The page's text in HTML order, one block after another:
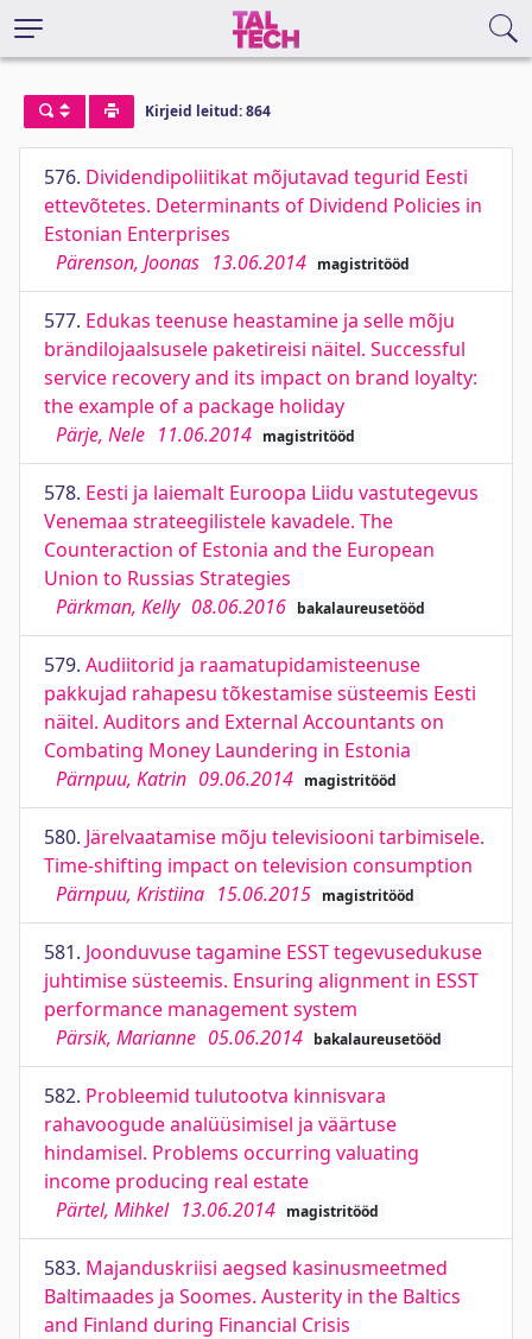
Kirjeid leitud: 864
576. Dividendipoliitikat mõjutavad tegurid Eesti
ettevõtetes. Determinants of Dividend Policies in
Estonian Enterprises
Pärenson, Joonas 13.06.2014 magistritööd
577. Edukas teenuse heastamine ja selle mõju
brändilojaalsusele paketireisi näitel. Successful
service recovery and its impact on brand loyalty:
the example of a package holiday
Pärje, Nele 11.06.2014 magistritööd
578. Eesti ja laiemalt Euroopa Liidu vastutegevus
Venemaa strateegilistele kavadele. The
Counteraction of Estonia and the European
Union to Russias Strategies
Pärkman, Kelly 08.06.2016 bakalaureusetööd
579. Audiitorid ja raamatupidamisteenuse
pakkujad rahapesu tõkestamise süsteemis Eesti
näitel. Auditors and External Accountants on
Combating Money Laundering in Estonia
Pärnpuu, Katrin 09.06.2014 magistritööd
580. Järelvaatamise mõju televisiooni tarbimisele.
Time-shifting impact on television consumption
Pärnpuu, Kristiina 15.06.2015 magistritööd
581. Joonduvuse tagamine ESST tegevusedukuse
juhtimise süsteemis. Ensuring alignment in ESST
performance management system
Pärsik, Marianne 05.06.2014 bakalaureusetööd
582. Probleemid tulutootva kinnisvara
rahavoogude analüüsimisel ja väärtuse
hindamisel. Problems occurring valuating
income producing real estate
Pärtel, Mihkel 13.06.2014 magistritööd
583. Majanduskriisi aegsed kasinusmeetmed
Baltimaades ja Soomes. Austerity in the Baltics
and Finland during Financial Crisis